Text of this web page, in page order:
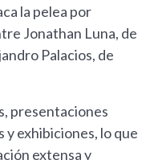
la pelea por
Jonathan Luna, de
Palacios, de
presentaciones
exhibiciones, lo que
extensa y